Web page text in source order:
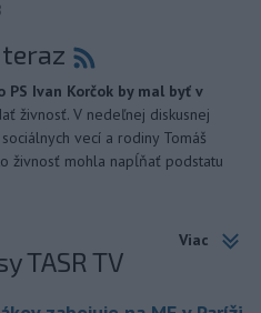
PS Ivan Korčok by mal byť v
živnosť. V nedeľnej diskusnej
vecí a rodiny Tomáš
živnosť mohla napĺňať podstatu
Viac
TASR TV